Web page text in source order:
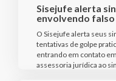
Sisejufe alerta
envolvendo
O Sisejufe alerta seus
tentativas de golpe
entrando em contato
assessoria jurídica ao